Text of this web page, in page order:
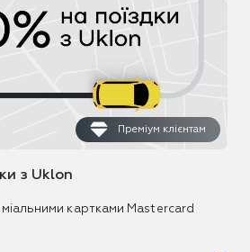
Преміум клієнтам
з Uklon
картками Mastercard